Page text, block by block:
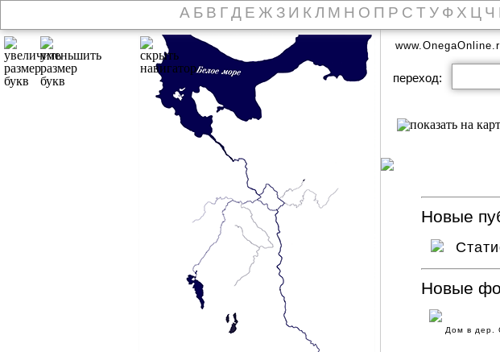
А Б В ГД Е Ж З И К Л М Н О П Р С Т У Ф Х Ц Ч
переход:
Новые
Новые
Дом в дер.